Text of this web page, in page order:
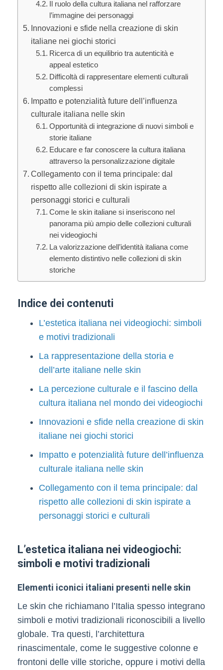
Il ruolo della cultura italiana nel rafforzare
l’immagine dei personaggi
Innovazioni e sfide nella creazione di skin
italiane nei giochi storici
Ricerca di un equilibrio tra autenticità e
appeal estetico
Difficoltà di rappresentare elementi culturali
complessi
Impatto e potenzialità future dell’influenza
culturale italiana nelle skin
Opportunità di integrazione di nuovi simboli e
storie italiane
Educare e far conoscere la cultura italiana
attraverso la personalizzazione digitale
Collegamento con il tema principale: dal
rispetto alle collezioni di skin ispirate a
personaggi storici e culturali
Come le skin italiane si inseriscono nel
panorama più ampio delle collezioni culturali
nei videogiochi
La valorizzazione dell’identità italiana come
elemento distintivo nelle collezioni di skin
storiche
Indice dei contenuti
L’estetica italiana nei videogiochi: simboli
e motivi tradizionali
La rappresentazione della storia e
dell’arte italiane nelle skin
La percezione culturale e il fascino della
cultura italiana nel mondo dei videogiochi
Innovazioni e sfide nella creazione di skin
italiane nei giochi storici
Impatto e potenzialità future dell’influenza
culturale italiana nelle skin
Collegamento con il tema principale: dal
rispetto alle collezioni di skin ispirate a
personaggi storici e culturali
L’estetica italiana nei videogiochi:
simboli e motivi tradizionali
Elementi iconici italiani presenti nelle skin
Le skin che richiamano l’Italia spesso integrano
simboli e motivi tradizionali riconoscibili a livello
globale. Tra questi, l’architettura
rinascimentale, come le suggestive colonne e
frontoni delle ville storiche, oppure i motivi della